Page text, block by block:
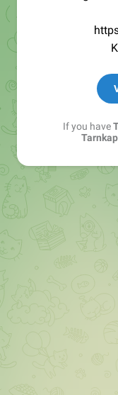
Kochen:
If you have